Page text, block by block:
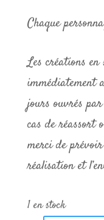
Chaque
Les créations
immédiatement
jours ouvrés
cas de réassort
merci de
réalisation et
1 en stock